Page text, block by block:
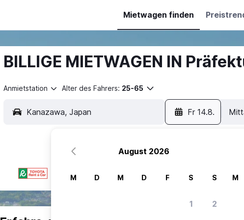
Mietwagen finden
BILLIGE MIETWAGEN IN
Anmietstation Alter des Fahrers: 25-65
Fr 14.8.
August 2026
M D M D F S S
1 2
M